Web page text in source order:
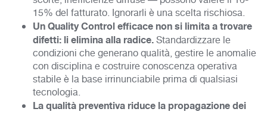
15% del fatturato. Ignorarli è una scelta rischiosa.
Un Quality Control efficace non si limita a trovare
difetti: li elimina alla radice.Standardizzare le
condizioni che generano qualità, gestire le anomalie
con disciplina e costruire conoscenza operativa
stabile è la base irrinunciabile prima di qualsiasi
tecnologia.
La qualità preventiva riduce la propagazione dei